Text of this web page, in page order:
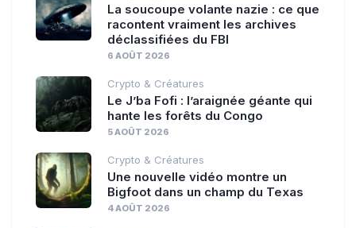
La soucoupe volante nazie : ce que
racontent vraiment les archives
déclassifiées du FBI
6 AOÛT 2026
Crypto & Créatures
Le J’ba Fofi : l’araignée géante qui
hante les forêts du Congo
5 AOÛT 2026
Crypto & Créatures
Une nouvelle vidéo montre un
Bigfoot dans un champ du Texas
4 AOÛT 2026